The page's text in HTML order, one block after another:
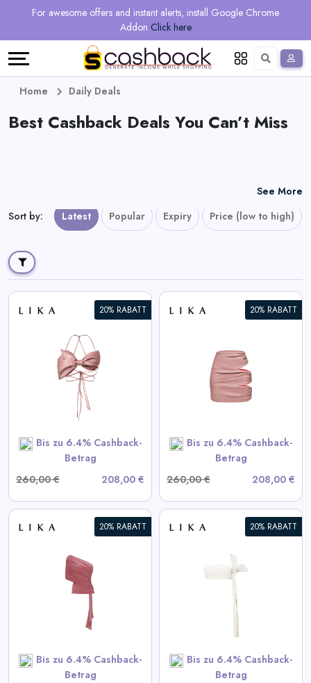
For awesome offers and instant alerts, install Google Chrome
Addon Click here
Regional
Online
Vouchers
Daily
All
Daily
Categories
Earn
Earn
Earn
Language
Deutsch
Home Daily Deals
Best Cashback Deals You Can’t Miss
See More
Sort by: Latest Popular Expiry Price (low to high)
20% RABATT
Bis zu 6.4% Cashback-
Betrag
260,00 €
208,00 €
20% RABATT
Bis zu 6.4% Cashback-
Betrag
260,00 €
208,00 €
Drapierte Pink-Minirock
View All LIKA Deals
20% RABATT
Bis zu 6.4% Cashback-
Betrag
20% RABATT
Bis zu 6.4% Cashback-
Betrag
Weißes Lederoberteil
View All LIKA Deals